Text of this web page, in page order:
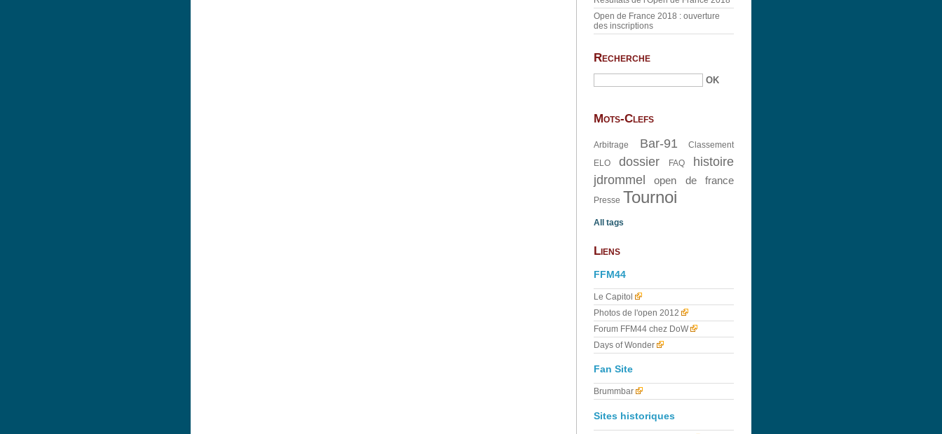
Open de France 2018 : ouverture
des inscriptions
Recherche
Mots-Clefs
Arbitrage Bar-91
Classement
ELO
dossier FAQ
histoire
jdrommel
open de france
Presse Tournoi
All tags
Liens
FFM44
Le Capitol
Photos de l'open 2012
Forum FFM44 chez DoW
Days of Wonder
Fan Site
Brummbar
Sites historiques